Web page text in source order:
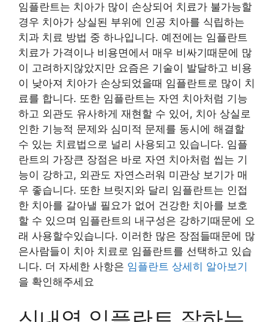
임플란트는 치아가 많이 손상되어 치료가 불가능할
경우 치아가 상실된 부위에 인공 치아를 식립하는
치과 치료 방법 중 하나입니다. 예전에는 임플란트
치료가 가격이나 비용면에서 매우 비싸기때문에 많
이 고려하지않았지만 요즘은 기술이 발달하고 비용
이 낮아져 치아가 손상되었을때 임플란트로 많이 치
료를 합니다. 또한 임플란트는 자연 치아처럼 기능
하고 외관도 유사하게 재현할 수 있어, 치아 상실로
인한 기능적 문제와 심미적 문제를 동시에 해결할
수 있는 치료법으로 널리 사용되고 있습니다. 임플
란트의 가장큰 장점은 바로 자연 치아처럼 씹는 기
능이 강하고, 외관도 자연스러워 미관상 보기가 매
우 좋습니다. 또한 브릿지와 달리 임플란트는 인접
한 치아를 갈아낼 필요가 없어 건강한 치아를 보호
할 수 있으며 임플란트의 내구성은 강하기때문에 오
래 사용할수있습니다. 이러한 많은 장점들때문에 많
은사람들이 치아 치료로 임플란트를 선택하고 있습
니다. 더 자세한 사항은 임플란트 상세히 알아보기
을 확인해주세요